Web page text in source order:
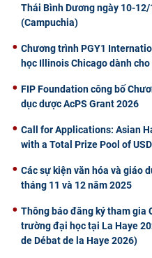
Thái Bình Dương ngày 10-
(Campuchia)
Chương trình PGY1
học Illinois Chicago dành
FIP Foundation công bố
dục dược AcPS Grant 2026
Call for Applications: Asian
with a Total Prize Pool of
Các sự kiện văn hóa và giáo
tháng 11 và 12 năm 2025
Thông báo đăng ký tham gia
trường đại học tại La Haye
de Débat de la Haye 2026)